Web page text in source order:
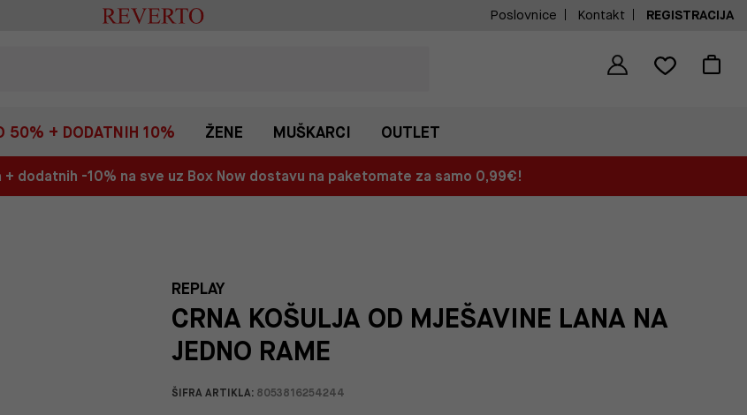
Poslovnice Kontakt REGISTRACIJA
50% + DODATNIH 10% ŽENE MUŠKARCI OUTLET
dodatnih -10% na sve uz Box Now dostavu na paketomate za samo 0,99€!
REPLAY
CRNA KOŠULJA OD MJEŠAVINE LANA NA
JEDNO RAME
ŠIFRA ARTIKLA:8053816254244